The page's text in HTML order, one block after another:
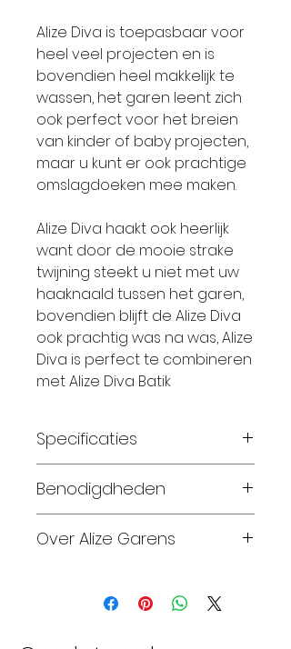
Alize Diva is toepasbaar voor
heel veel projecten en is
bovendien heel makkelijk te
wassen, het garen leent zich
ook perfect voor het breien
van kinder of baby projecten,
maar u kunt er ook prachtige
omslagdoeken mee maken.
Alize Diva haakt ook heerlijk
want door de mooie strake
twijning steekt u niet met uw
haaknaald tussen het garen,
bovendien blijft de Alize Diva
ook prachtig was na was, Alize
Diva is perfect te combineren
met Alize Diva Batik
Specificaties
Breinaalden: 2,5 –3,0
Materiaal: 100% Microfiber
Gewicht: 100 Gram
Benodigdheden
Maat 68-74: 1 bol
Maat 92-98: 2 bollen
Over Alize Garens
biedt sinds 1984 een grote